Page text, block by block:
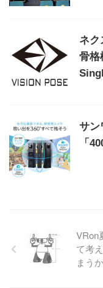
ネク
骨格
サン
「
VRon
て考
まう